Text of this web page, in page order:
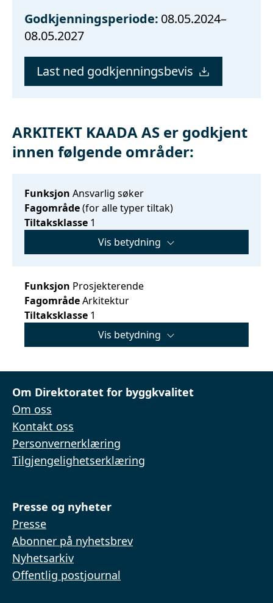
Godkjenningsperiode: 08.05.2024–
08.05.2027
Last ned godkjenningsbevis
ARKITEKT KAADA AS er godkjent
innen følgende områder:
Funksjon Ansvarlig søker
Fagområde(for alle typer tiltak)
Tiltaksklasse 1
Vis betydning
Funksjon Prosjekterende
FagområdeArkitektur
Tiltaksklasse 1
Vis betydning
Om Direktoratet for byggkvalitet
Om oss
Kontakt oss
Personvernerklæring
Tilgjengelighetserklæring
Presse og nyheter
Presse
Abonner på nyhetsbrev
Nyhetsarkiv
Offentlig postjournal